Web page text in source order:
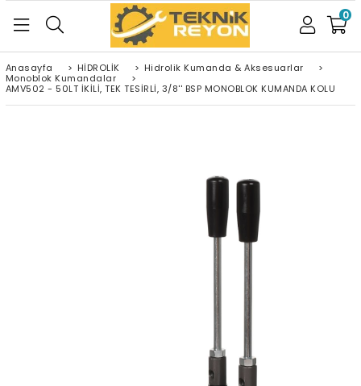
0
Anasayfa > HİDROLİK > Hidrolik Kumanda & Aksesuarlar
>
Monoblok Kumandalar
>
AMV502 - 50LT İKİLİ, TEK TESİRLİ, 3/8'' BSP MONOBLOK KUMANDA KOLU